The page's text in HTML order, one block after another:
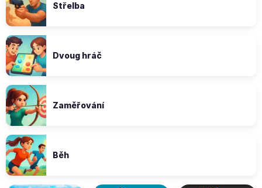
Střelba
Dvoug hráč
Zaměřování
Běh